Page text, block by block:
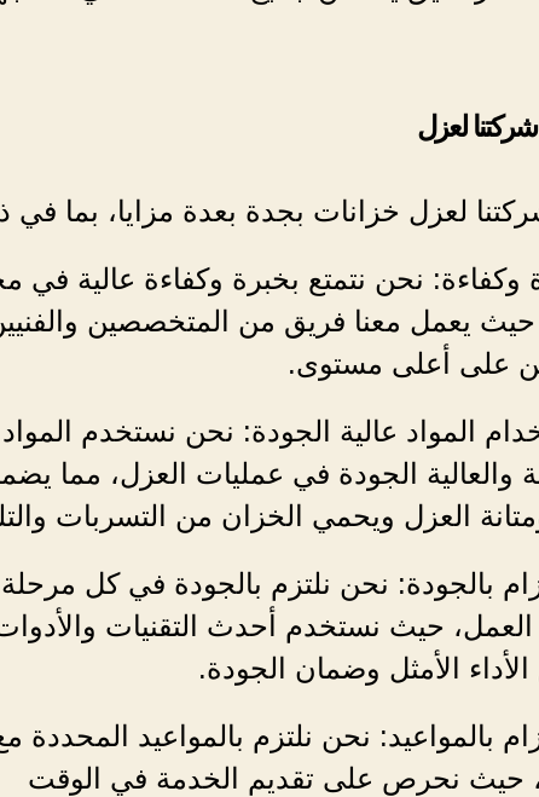
لعزل
لعزل خزانات بجدة بعدة مزايا، بما في
وكفاءة: نحن نتمتع بخبرة وكفاءة عالية في
حيث يعمل معنا فريق من المتخصصين
على أعلى مستوى.
المواد عالية الجودة: نحن نستخدم المواد
والعالية الجودة في عمليات العزل، مما
العزل ويحمي الخزان من التسربات
بالجودة: نحن نلتزم بالجودة في كل
حيث نستخدم أحدث التقنيات
الأمثل وضمان الجودة.
بالمواعيد: نحن نلتزم بالمواعيد المحددة
حيث نحرص على تقديم الخدمة في الوقت